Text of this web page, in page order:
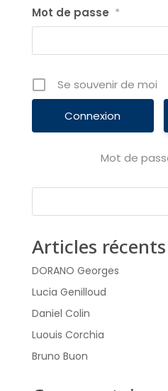
Mot de passe *
Se souvenir de moi
Mot de
Articles récents
DORANO Georges
Lucia Genilloud
Daniel Colin
Luouis Corchia
Bruno Buon